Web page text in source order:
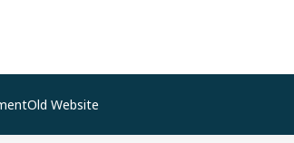
Old Website